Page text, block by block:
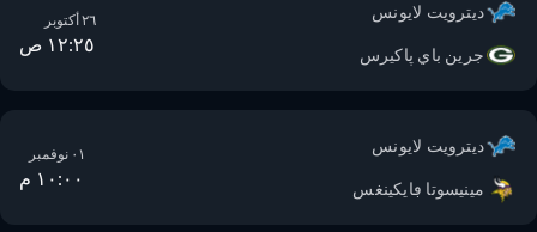
ديترويت لايونس
جرين باي پاكيرس ١٢:٢٥ ص
ديترويت لايونس
مينيسوتا ڢايكينغس ١٠:٠٠ م